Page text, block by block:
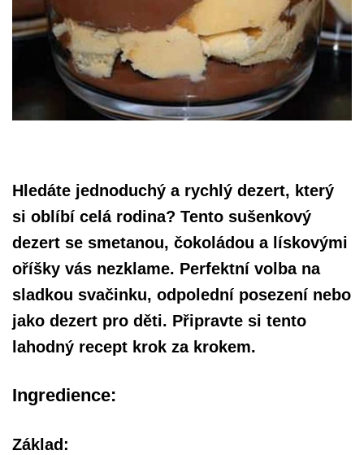
Hledáte jednoduchý a rychlý dezert, který
si oblíbí celá rodina? Tento sušenkový
dezert se smetanou, čokoládou a lískovými
oříšky vás nezklame. Perfektní volba na
sladkou svačinku, odpolední posezení nebo
jako dezert pro děti. Připravte si tento
lahodný recept krok za krokem.
Ingredience:
Základ: